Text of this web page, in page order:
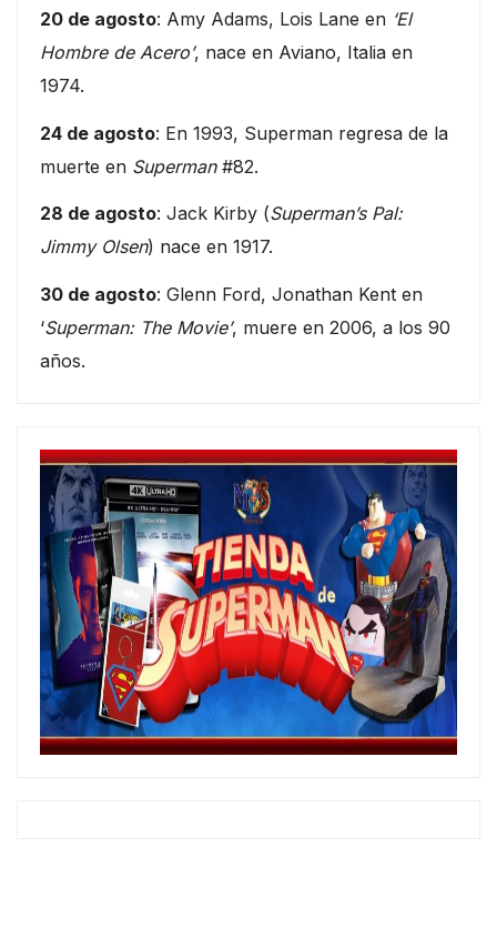
20 de agosto: Amy Adams, Lois Lane en ‘El
Hombre de Acero’, nace en Aviano, Italia en
1974.
24 de agosto: En 1993, Superman regresa de la
muerte en Superman#82.
28 de agosto: Jack Kirby (Superman’s Pal:
Jimmy Olsen) nace en 1917.
30 de agosto: Glenn Ford, Jonathan Kent en
‘Superman: The Movie’, muere en 2006, a los 90
años.